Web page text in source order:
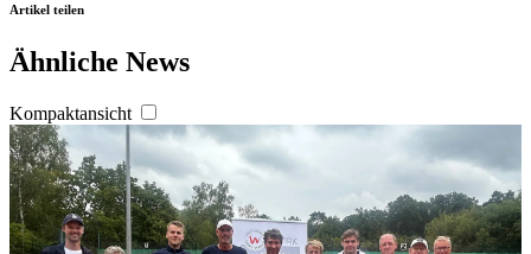
Artikel teilen
Ähnliche News
Kompaktansicht